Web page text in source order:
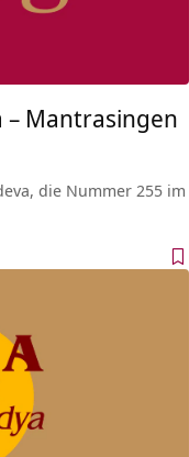
– Mantrasingen
die Nummer 255 im